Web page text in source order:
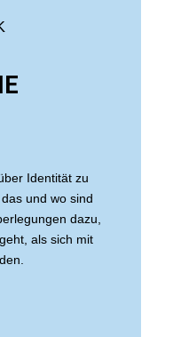
Identität zu
und wo sind
dazu,
als sich mit